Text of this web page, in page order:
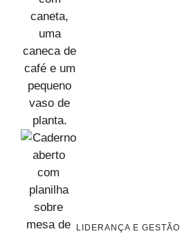
LIDERANÇA E GESTÃO